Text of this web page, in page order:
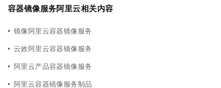
容器镜像服务阿里云相关内容
镜像阿里云容器镜像服务
云效阿里云容器镜像服务
阿里云产品容器镜像服务
阿里云容器镜像服务制品